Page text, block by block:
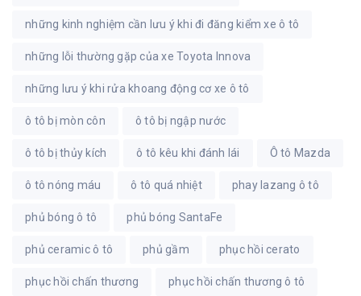
những kinh nghiệm cần lưu ý khi đi đăng kiểm xe ô tô
những lỗi thường gặp của xe Toyota Innova
những lưu ý khi rửa khoang động cơ xe ô tô
ô tô bị mòn côn ô tô bị ngập nước
ô tô bị thủy kích ô tô kêu khi đánh lái Ô tô Mazda
ô tô nóng máu ô tô quá nhiệt phay lazang ô tô
phủ bóng ô tô phủ bóng SantaFe
phủ ceramic ô tô phủ gầm phục hồi cerato
phục hồi chấn thương phục hồi chấn thương ô tô